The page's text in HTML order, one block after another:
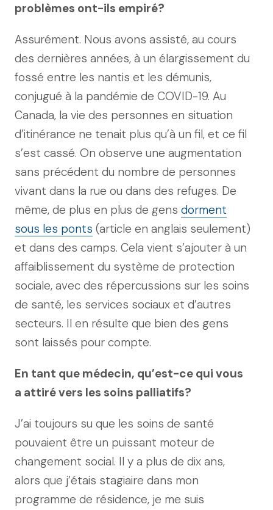
problèmes ont-ils empiré?
Assurément. Nous avons assisté, au cours
des dernières années, à un élargissement du
fossé entre les nantis et les démunis,
conjugué à la pandémie de COVID-19. Au
Canada, la vie des personnes en situation
d’itinérance ne tenait plus qu’à un fil, et ce fil
s’est cassé. On observe une augmentation
sans précédent du nombre de personnes
vivant dans la rue ou dans des refuges. De
même, de plus en plus de gens dorment
sous les ponts (article en anglais seulement)
et dans des camps. Cela vient s’ajouter à un
affaiblissement du système de protection
sociale, avec des répercussions sur les soins
de santé, les services sociaux et d’autres
secteurs. Il en résulte que bien des gens
sont laissés pour compte.
En tant que médecin, qu’est-ce qui vous
a attiré vers les soins palliatifs?
J’ai toujours su que les soins de santé
pouvaient être un puissant moteur de
changement social. Il y a plus de dix ans,
alors que j’étais stagiaire dans mon
programme de résidence, je me suis